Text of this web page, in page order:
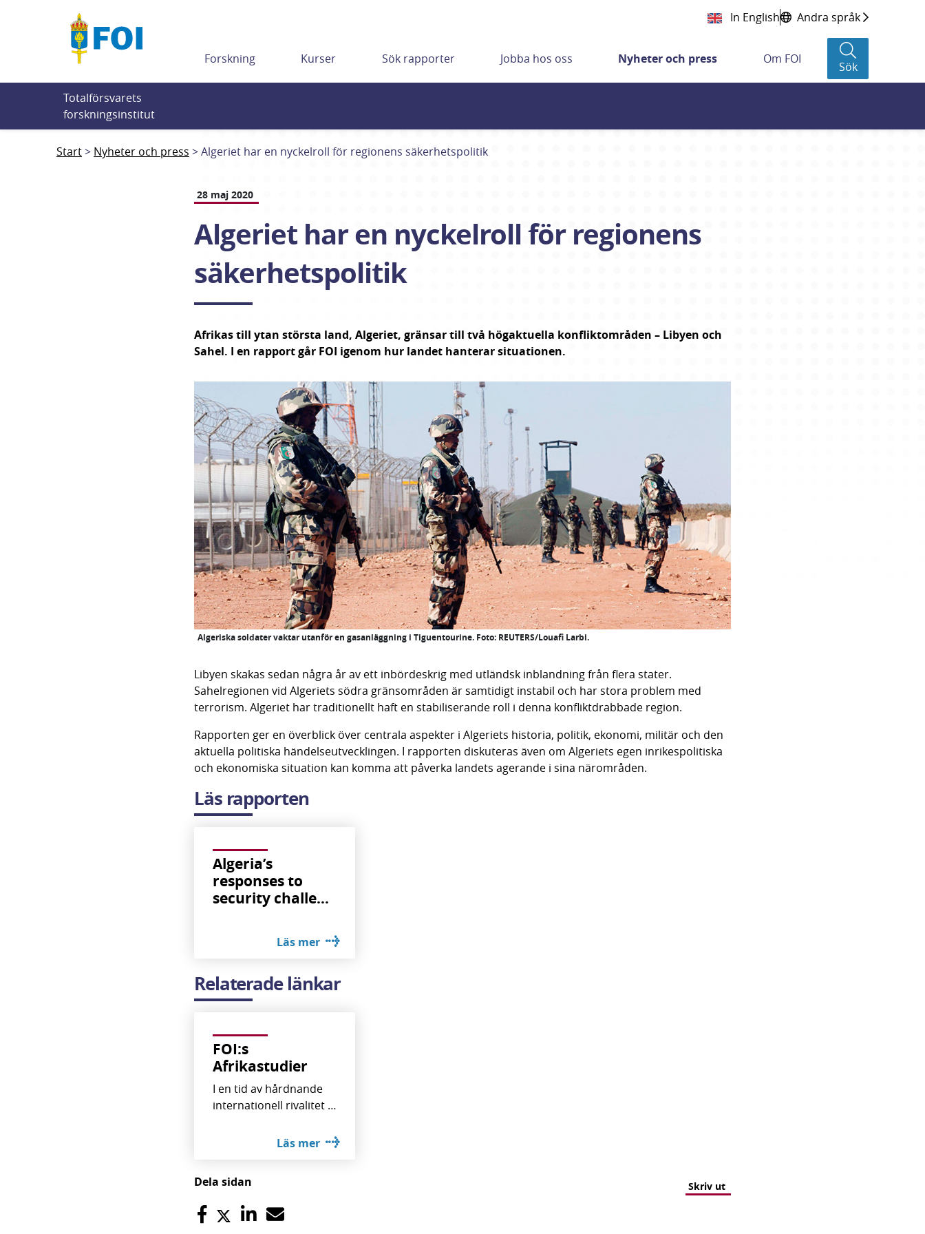
In English Andra språk
Forskning Kurser Sök rapporter Jobba hos oss Nyheter och press Om FOI
Sök
Totalförsvarets
forskningsinstitut
Start Nyheter och press Algeriet har en nyckelroll för regionens säkerhets­politik
28 maj 2020
Algeriet har en nyckelroll för regionens
säkerhets­politik
Afrikas till ytan största land, Algeriet, gränsar till två hög­aktuella konflikt­områden – Libyen och
Sahel. I en rapport går FOI igenom hur landet hanterar situationen.
Algeriska soldater vaktar utanför en gasanläggning i Tiguentourine. Foto: REUTERS/Louafi Larbi.
Libyen skakas sedan några år av ett inbördeskrig med utländsk inblandning från flera stater.
Sahelregionen vid Algeriets södra gränsområden är samtidigt instabil och har stora problem med
terrorism. Algeriet har traditionellt haft en stabiliserande roll i denna konfliktdrabbade region.
Rapporten ger en överblick över centrala aspekter i Algeriets historia, politik, ekonomi, militär och den
aktuella politiska händelseutvecklingen. I rapporten diskuteras även om Algeriets egen inrikespolitiska
och ekonomiska situation kan komma att påverka landets agerande i sina närområden.
Läs rapporten
Algeria’s
responses to
security challe…
Läs mer
Relaterade länkar
FOI:s
Afrikastudier
I en tid av hårdnande
internationell rivalitet …
Läs mer
Dela sidan Skriv ut